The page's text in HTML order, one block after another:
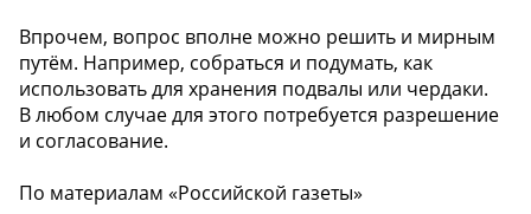
Впрочем, вопрос вполне можно решить и мирным
путём. Например, собраться и подумать, как
использовать для хранения подвалы или чердаки.
В любом случае для этого потребуется разрешение
и согласование.
По материалам «Российской газеты»